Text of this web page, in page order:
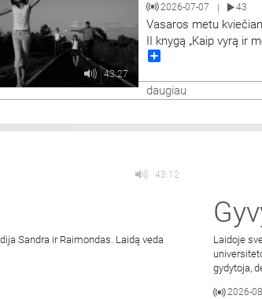
43:27
2026-07-07 | 43
Vasaros metu
II knygą „Kaip vyrą ir
teologijos I dalį).
tarpusavio santykių
prabilti…
daugiau
43:12
Sandra ir Raimondas. Laidą veda
Laidoje
gydytoja,
2026-